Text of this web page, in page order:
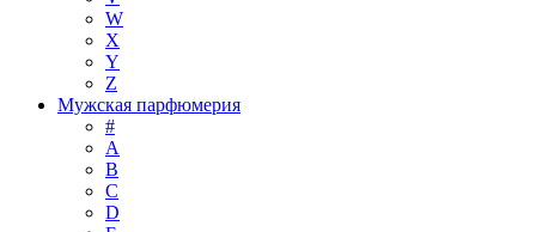
W
X
Y
Z
Мужская парфюмерия
#
A
B
C
D